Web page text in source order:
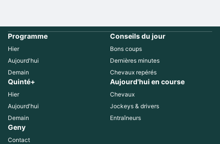
Programme
Hier
Aujourd'hui
Demain
Conseils du jour
Bons coups
Dernières minutes
Chevaux repérés
Quinté+
Hier
Aujourd'hui
Demain
Aujourd'hui en course
Chevaux
Jockeys & drivers
Entraîneurs
Geny
Contact